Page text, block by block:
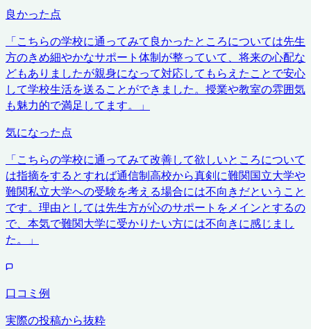
良かった点
「こちらの学校に通ってみて良かったところについては先生
方のきめ細やかなサポート体制が整っていて、将来の心配な
どもありましたが親身になって対応してもらえたことで安心
して学校生活を送ることができました。授業や教室の雰囲気
も魅力的で満足してます。
」
気になった点
「こちらの学校に通ってみて改善して欲しいところについて
は指摘をするとすれば通信制高校から真剣に難関国立大学や
難関私立大学への受験を考える場合には不向きだということ
です。理由としては先生方が心のサポートをメインとするの
で、本気で難関大学に受かりたい方には不向きに感じまし
た。
」
口コミ例
実際の投稿から抜粋